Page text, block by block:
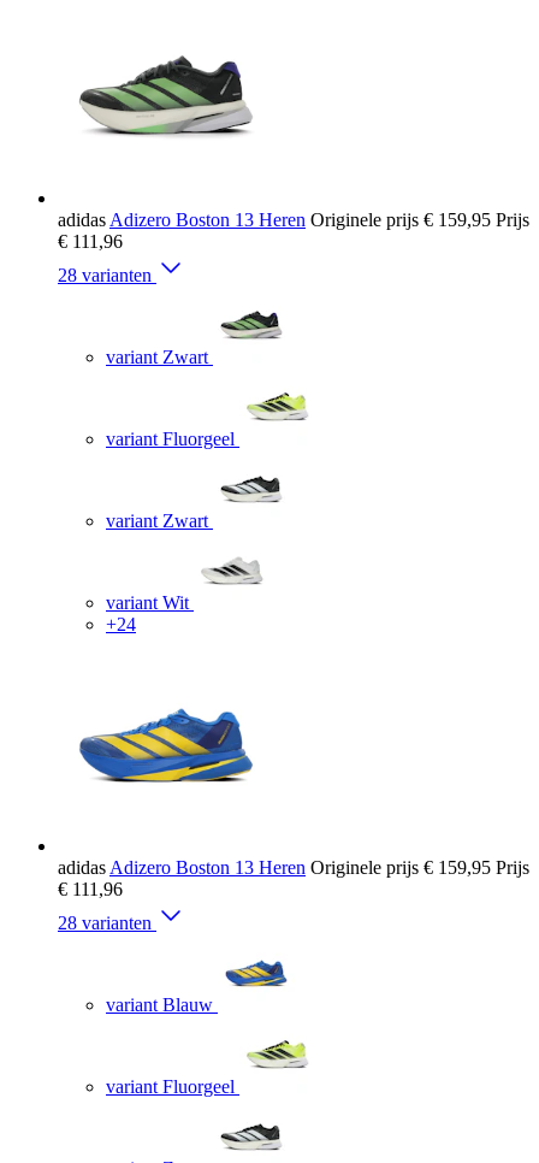
adidas Adizero Boston 13 Heren Originele prijs € 159,95 Prijs
€ 111,96
28 varianten
variant Zwart
variant Fluorgeel
variant Zwart
variant Wit
+24
adidas Adizero Boston 13 Heren Originele prijs € 159,95 Prijs
€ 111,96
28 varianten
variant Blauw
variant Fluorgeel